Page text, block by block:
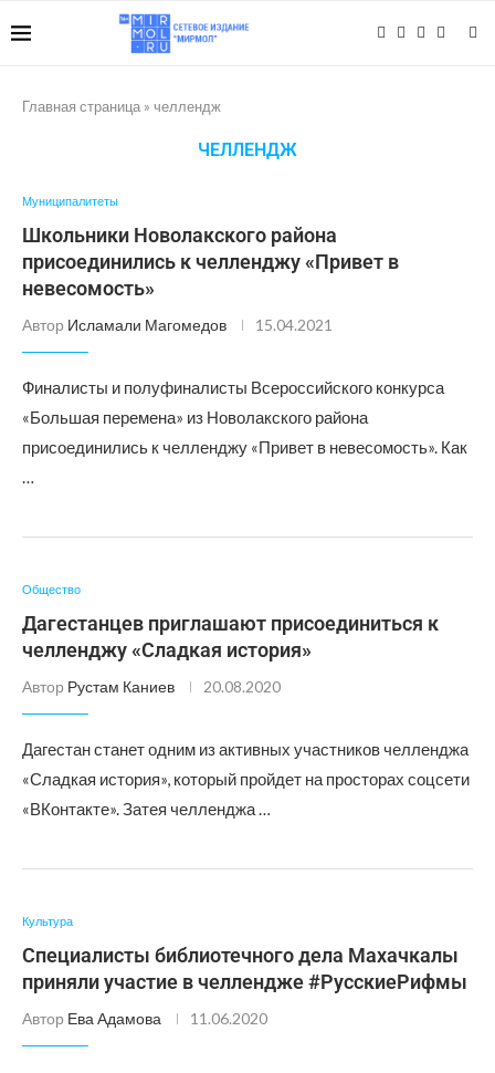
Главная страница » челлендж
ЧЕЛЛЕНДЖ
Муниципалитеты
Школьники Новолакского района
присоединились к челленджу «Привет в
невесомость»
Автор Исламали Магомедов 15.04.2021
Финалисты и полуфиналисты Всероссийского конкурса
«Большая перемена» из Новолакского района
присоединились к челленджу «Привет в невесомость». Как
…
Общество
Дагестанцев приглашают присоединиться к
челленджу «Сладкая история»
Автор Рустам Каниев 20.08.2020
Дагестан станет одним из активных участников челленджа
«Сладкая история», который пройдет на просторах соцсети
«ВКонтакте». Затея челленджа …
Культура
Специалисты библиотечного дела Махачкалы
приняли участие в челлендже #РусскиеРифмы
Автор Ева Адамова 11.06.2020